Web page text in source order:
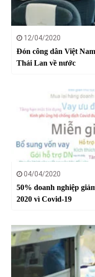
12/04/2020
Đón công dân Việt
Thái Lan về nước
04/04/2020
50% doanh nghiệp
2020 vì Covid-19